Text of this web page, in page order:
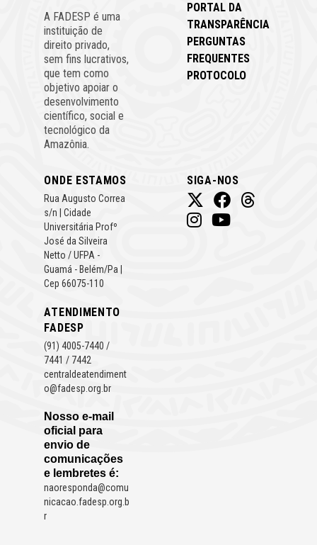
A FADESP é uma
instituição de
direito privado,
sem fins lucrativos,
que tem como
objetivo apoiar o
desenvolvimento
científico, social e
tecnológico da
Amazônia.
PORTAL DA
TRANSPARÊNCIA
PERGUNTAS
FREQUENTES
PROTOCOLO
ONDE ESTAMOS
Rua Augusto Correa
s/n | Cidade
Universitária Profº
José da Silveira
Netto / UFPA -
Guamá - Belém/Pa |
Cep 66075-110
ATENDIMENTO
FADESP
(91) 4005-7440 /
7441 / 7442
centraldeatendiment
o@fadesp.org.br
Nosso e-mail
oficial para
envio de
comunicações
e lembretes é:
naoresponda@comu
nicacao.fadesp.org.b
r
SIGA-NOS